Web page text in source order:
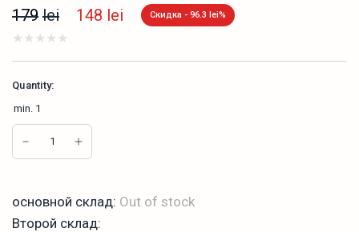
179 lei 148 lei Скидка - 96.3 lei%
Quantity:
min. 1
основной склад: Out of stock
Второй склад: